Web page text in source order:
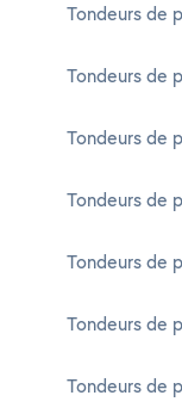
Tondeurs de
Tondeurs de
Tondeurs de
Tondeurs de
Tondeurs de
Tondeurs de
Tondeurs de